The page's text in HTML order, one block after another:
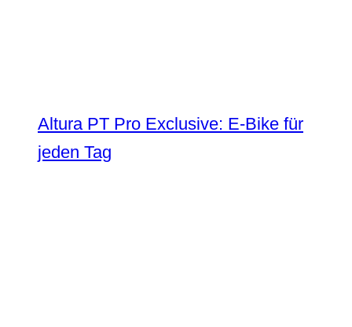
Altura PT Pro Exclusive: E-Bike für
jeden Tag